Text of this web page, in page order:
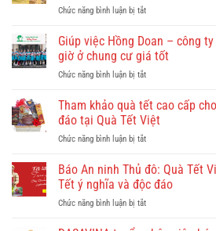
Chức năng bình luận bị tắtở
Nhơn
có
gì
đẹp?
vu
khám
phá
Quy
cùng
Báo
Giúp việc Hồng Doan – công
giờ ở chung cư giá tốt
Chức năng bình luận bị tắtở
việc
Hồng
Doan
–
ty
cho
giúp
Tham khảo quà tết cao cấp
đáo tại Quà Tết Việt
Chức năng bình luận bị tắtở
khảo
quà
tết
cao
Báo An ninh Thủ đô: Quà Tết
Tết ý nghĩa và độc đáo
Chức năng bình luận bị tắtở
An